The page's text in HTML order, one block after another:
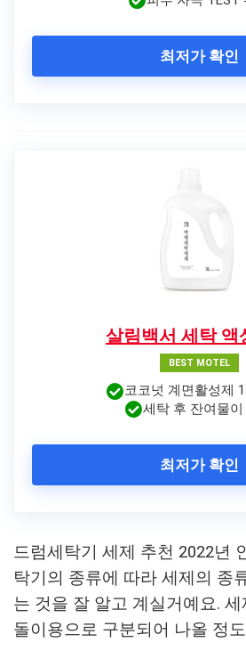
최저가 확인
살림백서 세탁 액
BEST MOTEL
코코넛 계면활성제
세탁 후 잔여물이
최저가 확인
드럼세탁기 세제 추천 2022년
탁기의 종류에 따라 세제의 종
는 것을 잘 알고 계실거예요.
돌이용으로 구분되어 나올 정